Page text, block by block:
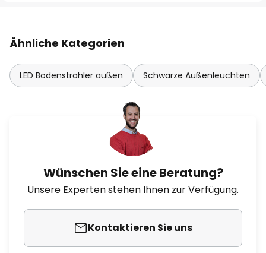
Ähnliche Kategorien
LED Bodenstrahler außen Schwarze Außenleuchten
Wünschen Sie eine Beratung?
Unsere Experten stehen Ihnen zur Verfügung.
Kontaktieren Sie uns